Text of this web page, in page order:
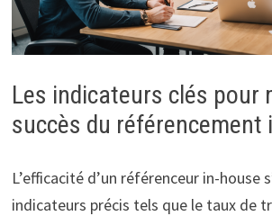
Les indicateurs clés pour
succès du référencement
L’efficacité d’un référenceur in-house
indicateurs précis tels que le taux de